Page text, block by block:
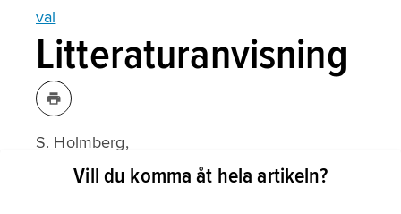
val
Litteraturanvisning
S. Holmberg,
Välja partiVill du komma åt hela artikeln?